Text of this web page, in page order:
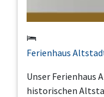
Ferienhaus
Unser
historischen